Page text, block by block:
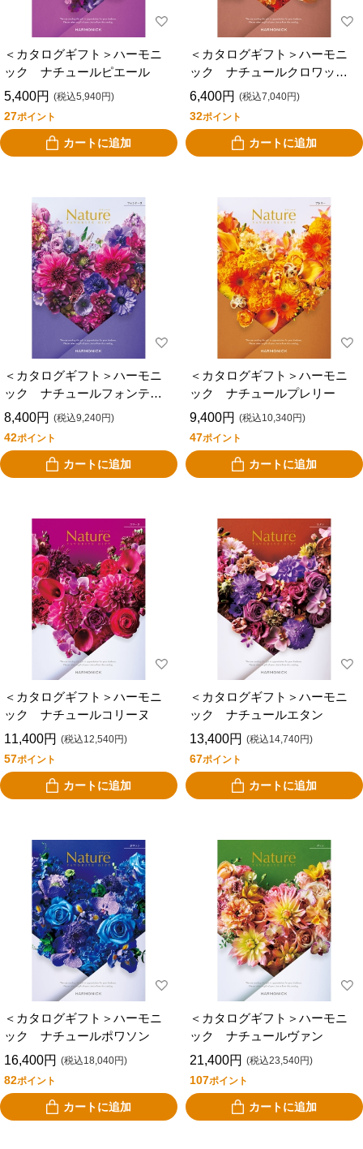
＜カタログギフト＞ハーモニ
ック ナチュールピエール
5,400円 (税込5,940円)
27ポイント
カートに追加
＜カタログギフト＞ハーモニ
ック ナチュールクロワッサ
ン
6,400円 (税込7,040円)
32ポイント
カートに追加
＜カタログギフト＞ハーモニ
ック ナチュールフォンテー
ヌ
8,400円 (税込9,240円)
42ポイント
カートに追加
＜カタログギフト＞ハーモニ
ック ナチュールプレリー
9,400円 (税込10,340円)
47ポイント
カートに追加
＜カタログギフト＞ハーモニ
ック ナチュールコリーヌ
11,400円 (税込12,540円)
57ポイント
カートに追加
＜カタログギフト＞ハーモニ
ック ナチュールエタン
13,400円 (税込14,740円)
67ポイント
カートに追加
＜カタログギフト＞ハーモニ
ック ナチュールポワソン
16,400円 (税込18,040円)
82ポイント
カートに追加
＜カタログギフト＞ハーモニ
ック ナチュールヴァン
21,400円 (税込23,540円)
107ポイント
カートに追加